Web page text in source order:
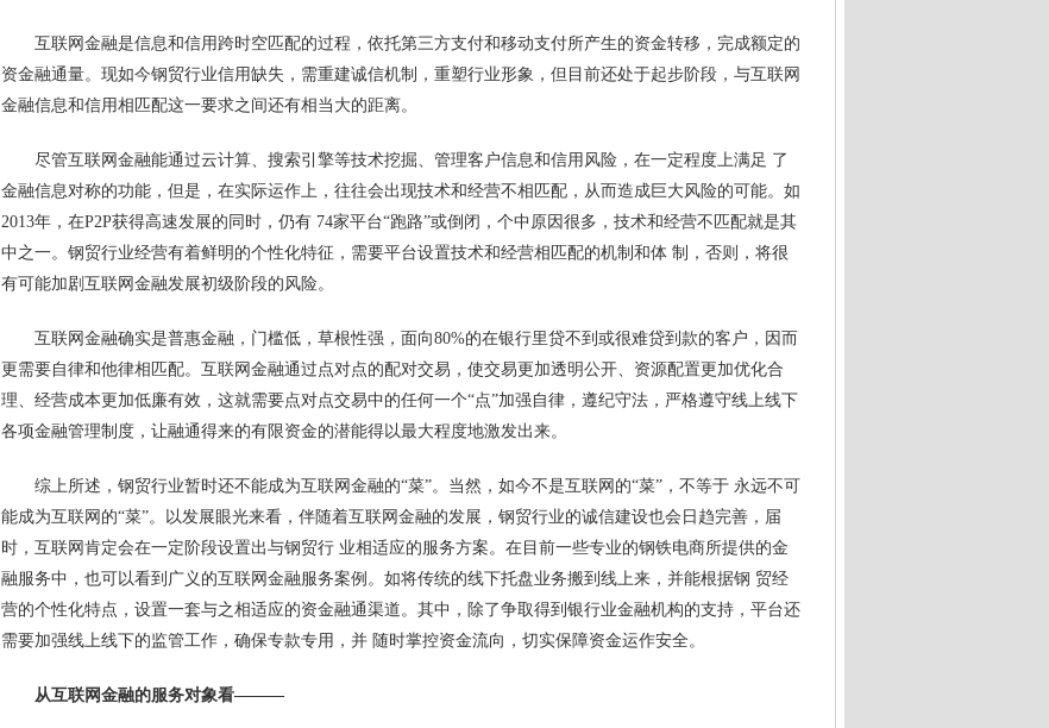
互联网金融是信息和信用跨时空匹配的过程，依托第三方支付和移动支付所产生的资金转移，完成额定的
资金融通量。现如今钢贸行业信用缺失，需重建诚信机制，重塑行业形象，但目前还处于起步阶段，与互联网
金融信息和信用相匹配这一要求之间还有相当大的距离。
尽管互联网金融能通过云计算、搜索引擎等技术挖掘、管理客户信息和信用风险，在一定程度上满足 了
金融信息对称的功能，但是，在实际运作上，往往会出现技术和经营不相匹配，从而造成巨大风险的可能。如
2013年，在P2P获得高速发展的同时，仍有 74家平台“跑路”或倒闭，个中原因很多，技术和经营不匹配就是其
中之一。钢贸行业经营有着鲜明的个性化特征，需要平台设置技术和经营相匹配的机制和体 制，否则，将很
有可能加剧互联网金融发展初级阶段的风险。
互联网金融确实是普惠金融，门槛低，草根性强，面向80%的在银行里贷不到或很难贷到款的客户，因而
更需要自律和他律相匹配。互联网金融通过点对点的配对交易，使交易更加透明公开、资源配置更加优化合
理、经营成本更加低廉有效，这就需要点对点交易中的任何一个“点”加强自律，遵纪守法，严格遵守线上线下
各项金融管理制度，让融通得来的有限资金的潜能得以最大程度地激发出来。
综上所述，钢贸行业暂时还不能成为互联网金融的“菜”。当然，如今不是互联网的“菜”，不等于 永远不可
能成为互联网的“菜”。以发展眼光来看，伴随着互联网金融的发展，钢贸行业的诚信建设也会日趋完善，届
时，互联网肯定会在一定阶段设置出与钢贸行 业相适应的服务方案。在目前一些专业的钢铁电商所提供的金
融服务中，也可以看到广义的互联网金融服务案例。如将传统的线下托盘业务搬到线上来，并能根据钢 贸经
营的个性化特点，设置一套与之相适应的资金融通渠道。其中，除了争取得到银行业金融机构的支持，平台还
需要加强线上线下的监管工作，确保专款专用，并 随时掌控资金流向，切实保障资金运作安全。
从互联网金融的服务对象看———